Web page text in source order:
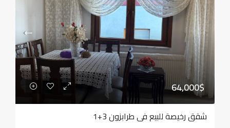
64,000$
شقق رخيصة للبيع في طرابزون 3+1